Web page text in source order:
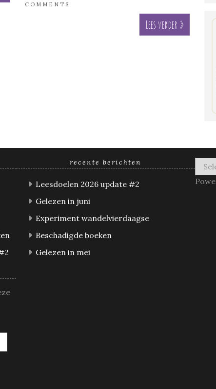
COMMENTS
Lees verder »
recente berichten
Leesdoelen 2026 update #2
Gelezen in juni
Experiment wandelvierdaagse
Beschadigde boeken
Gelezen in mei